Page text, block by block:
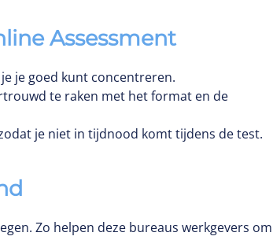
Assessment
je goed kunt concentreren.
te raken met het format en de
je niet in tijdnood komt tijdens de test.
Zo helpen deze bureaus werkgevers om